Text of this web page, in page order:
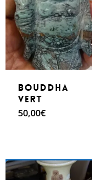
Bouddha
vert
50,00€
Make An Offer